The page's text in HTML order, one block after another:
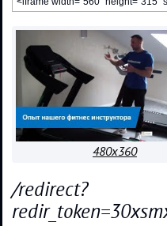
480x360
/redirect?